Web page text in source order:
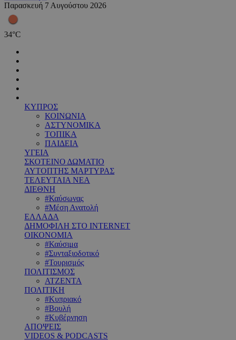
Παρασκευή 7 Αυγούστου 2026
34°C
ΚΥΠΡΟΣ
ΚΟΙΝΩΝΙΑ
ΑΣΤΥΝΟΜΙΚΑ
ΤΟΠΙΚΑ
ΠΑΙΔΕΙΑ
ΥΓΕΙΑ
ΣΚΟΤΕΙΝΟ ΔΩΜΑΤΙΟ
ΑΥΤΟΠΤΗΣ ΜΑΡΤΥΡΑΣ
ΤΕΛΕΥΤΑΙΑ ΝΕΑ
ΔΙΕΘΝΗ
#Καύσωνας
#Μέση Ανατολή
ΕΛΛΑΔΑ
ΔΗΜΟΦΙΛΗ ΣΤΟ INTERNET
ΟΙΚΟΝΟΜΙΑ
#Καύσιμα
#Συνταξιοδοτικό
#Τουρισμός
ΠΟΛΙΤΙΣΜΟΣ
ΑΤΖΕΝΤΑ
ΠΟΛΙΤΙΚΗ
#Κυπριακό
#Βουλή
#Κυβέρνηση
ΑΠΟΨΕΙΣ
VIDEOS & PODCASTS